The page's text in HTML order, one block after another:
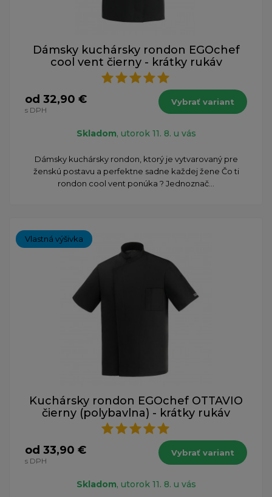
Dámsky kuchársky rondon EGOchef
cool vent čierny - krátky rukáv
od 32,90 €
s DPH
Vybrať variant
Skladom, utorok 11. 8. u vás
Dámsky kuchársky rondon, ktorý je vytvarovaný pre
ženskú postavu a perfektne sadne každej žene Čo ti
rondon cool vent ponúka ? Jednoznač...
Vlastná výšivka
Kuchársky rondon EGOchef OTTAVIO
čierny (polybavlna) - krátky rukáv
od 33,90 €
s DPH
Vybrať variant
Skladom, utorok 11. 8. u vás